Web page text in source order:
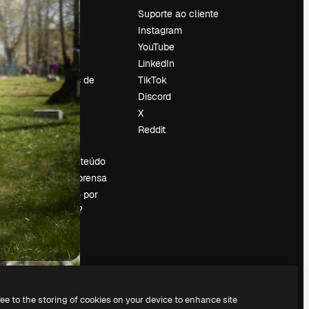
Preços
Sobre nós
Reviews
Emprego
Tendências de
pesquisa
Blog
Eventos
Slidesgo
Vender conteúdo
Sala de imprensa
Procurando por
magnific.ai?
Suporte ao cliente
Instagram
YouTube
LinkedIn
TikTok
Discord
X
Reddit
to the storing of cookies on your device to enhance site